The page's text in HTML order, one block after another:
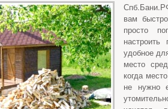
вам
просто
удобное
место
когда
не нужно